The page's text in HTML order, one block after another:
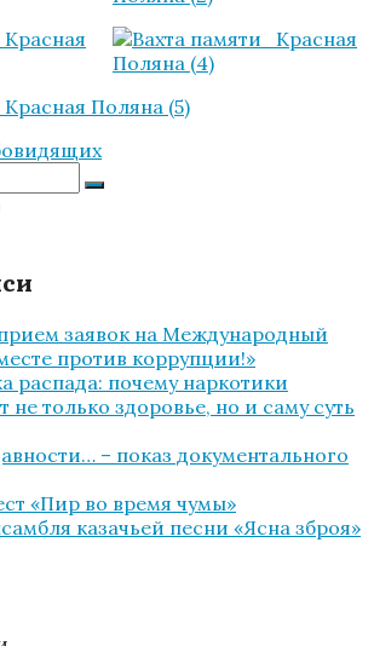
заявок на Международный
против коррупции!»
распада: почему наркотики
не только здоровье, но и саму суть
– показ документального
«Пир во время чумы»
казачьей песни «Ясна зброя»